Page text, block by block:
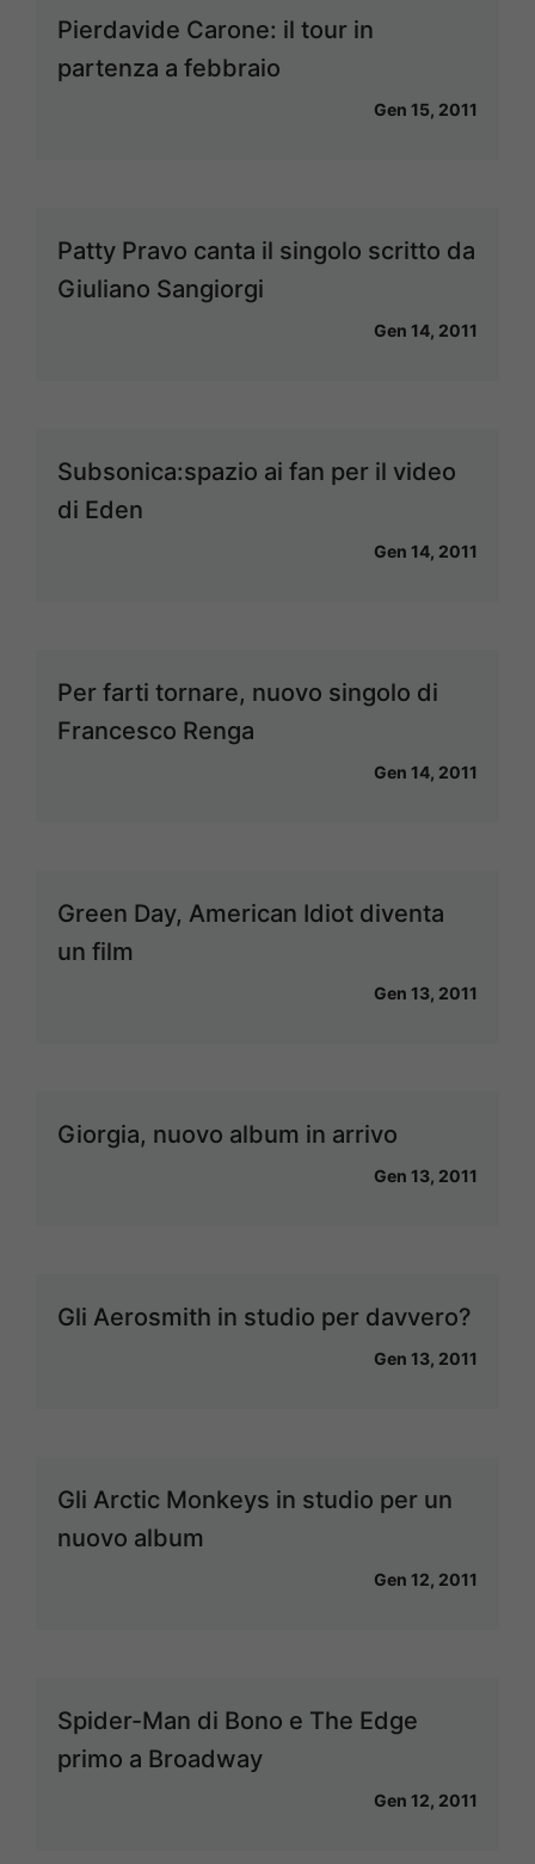
Pierdavide Carone: il tour in
partenza a febbraio
Gen 15, 2011
Patty Pravo canta il singolo scritto da
Giuliano Sangiorgi
Gen 14, 2011
Subsonica:spazio ai fan per il video
di Eden
Gen 14, 2011
Per farti tornare, nuovo singolo di
Francesco Renga
Gen 14, 2011
Green Day, American Idiot diventa
un film
Gen 13, 2011
Giorgia, nuovo album in arrivo
Gen 13, 2011
Gli Aerosmith in studio per davvero?
Gen 13, 2011
Gli Arctic Monkeys in studio per un
nuovo album
Gen 12, 2011
Spider-Man di Bono e The Edge
primo a Broadway
Gen 12, 2011